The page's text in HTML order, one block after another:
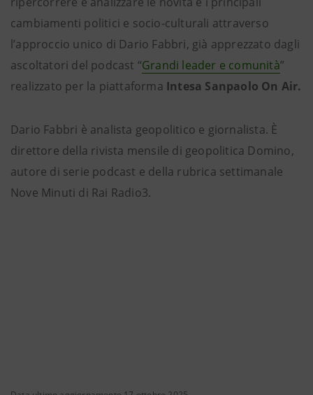
cambiamenti politici e socio-culturali attraverso
l’approccio unico di Dario Fabbri, già apprezzato dagli
ascoltatori del podcast “Grandi leader e comunità”
realizzato per la piattaforma Intesa Sanpaolo On Air.
Dario Fabbri è analista geopolitico e giornalista. È
direttore della rivista mensile di geopolitica Domino,
autore di serie podcast e della rubrica settimanale
Nove Minuti di Rai Radio3.